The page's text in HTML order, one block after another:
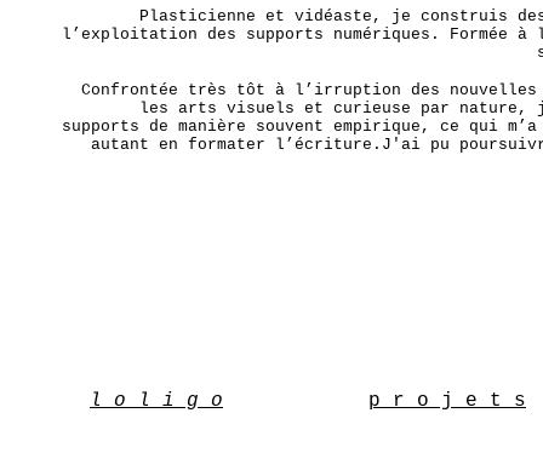
Plasticienne et vidéaste, je construis
l’exploitation des supports numériques. Formée
Confrontée très tôt à l’irruption des nouvelles
les arts visuels et curieuse par nature,
supports de manière souvent empirique, ce qui
autant en formater l’écriture.J'ai pu
l o l i g o p r o j e t s